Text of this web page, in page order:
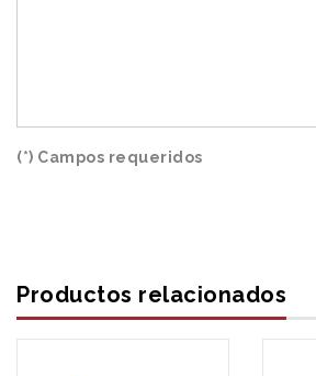
(*) Campos requeridos
Productos relacionados